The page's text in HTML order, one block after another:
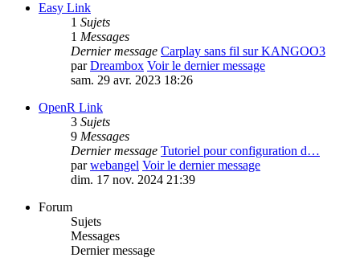
Easy Link
1 Sujets
1 Messages
Dernier message Carplay sans fil sur KANGOO3
parDreambox Voir le dernier message
sam. 29 avr. 2023 18:26
OpenR Link
3 Sujets
9 Messages
Dernier message Tutoriel pour configuration d…
parwebangel Voir le dernier message
dim. 17 nov. 2024 21:39
Forum
Sujets
Messages
Dernier message